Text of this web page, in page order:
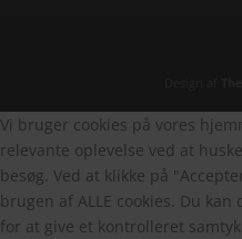
Vi bruger cookies på vores
relevante oplevelse ved at
besøg. Ved at klikke på
brugen af ALLE cookies. Du
for at give et kontrolleret